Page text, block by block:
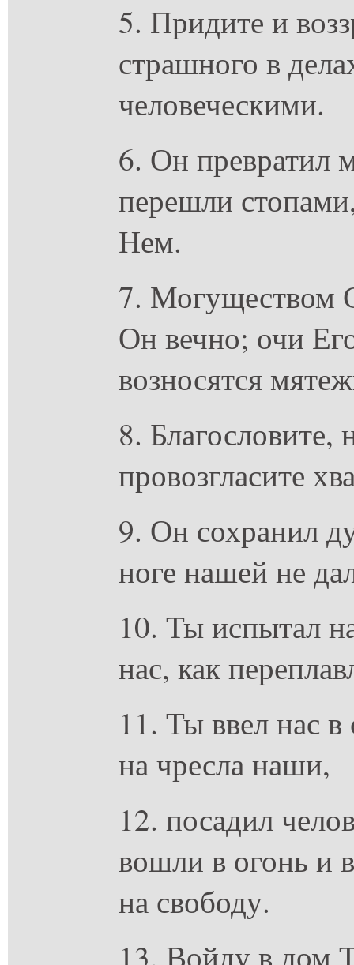
5. Придите и
страшного в
человеческими.
6. Он превратил
перешли
Нем.
7. Могуществом
Он вечно; очи
возносятся
8.
провозгласите
9. Он сохранил
ноге нашей не
10. Ты испытал
нас, как
11. Ты ввел нас
на чресла наши,
12. посадил
вошли в огонь и
на свободу.
13. Войду в дом